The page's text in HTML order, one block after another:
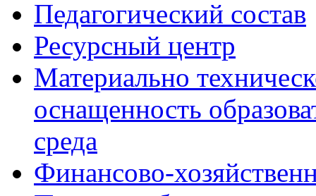
Педагогический состав
Ресурсный центр
Материально
оснащенность
среда
Финансово-